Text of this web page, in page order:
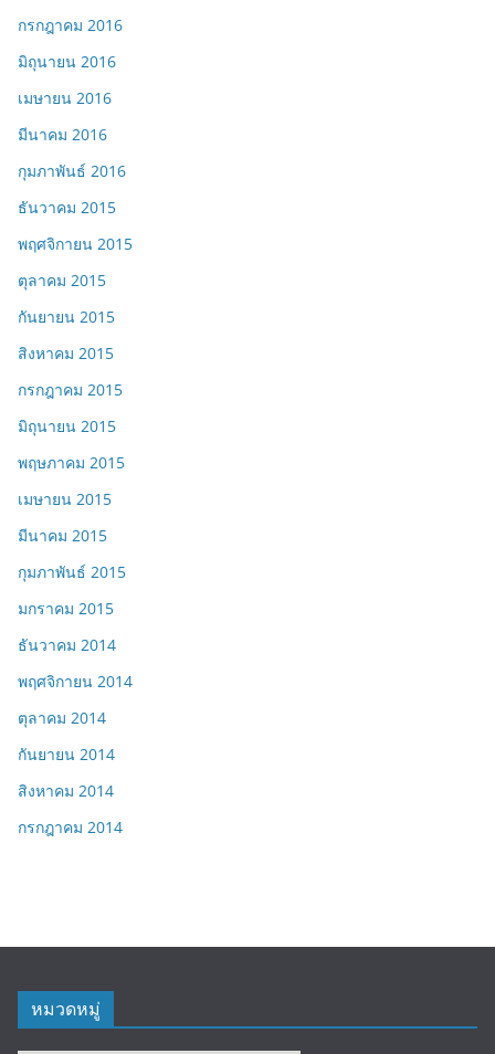
กรกฎาคม 2016
มิถุนายน 2016
เมษายน 2016
มีนาคม 2016
กุมภาพันธ์ 2016
ธันวาคม 2015
พฤศจิกายน 2015
ตุลาคม 2015
กันยายน 2015
สิงหาคม 2015
กรกฎาคม 2015
มิถุนายน 2015
พฤษภาคม 2015
เมษายน 2015
มีนาคม 2015
กุมภาพันธ์ 2015
มกราคม 2015
ธันวาคม 2014
พฤศจิกายน 2014
ตุลาคม 2014
กันยายน 2014
สิงหาคม 2014
กรกฎาคม 2014
หมวดหมู่